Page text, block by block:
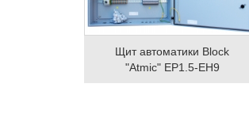
Щит автоматики Block
"Atmic" EP1.5-EH9